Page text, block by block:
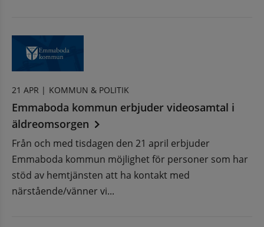
21 APR | KOMMUN & POLITIK
Emmaboda kommun erbjuder videosamtal i
äldreomsorgen
Från och med tisdagen den 21 april erbjuder
Emmaboda kommun möjlighet för personer som har
stöd av hemtjänsten att ha kontakt med
närstående/vänner vi...